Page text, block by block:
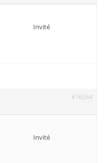
Invité
#76264
Invité